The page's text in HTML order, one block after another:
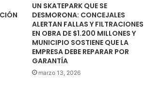
UN SKATEPARK QUE SE
DESMORONA: CONCEJALES
ALERTAN FALLAS Y FILTRACIONES
EN OBRA DE $1.200 MILLONES Y
MUNICIPIO SOSTIENE QUE LA
EMPRESA DEBE REPARAR POR
GARANTÍA
marzo 13, 2026